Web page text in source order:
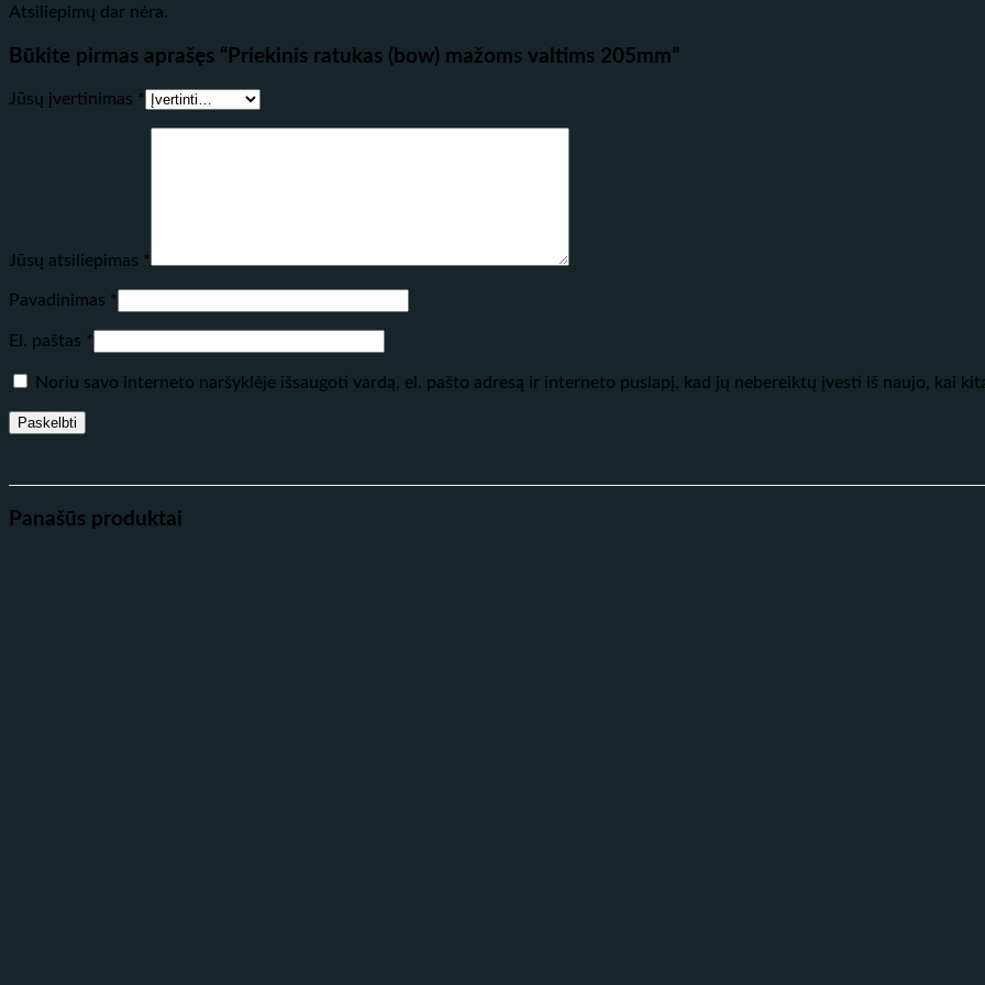
Atsiliepimų dar nėra.
Būkite pirmas aprašęs “Priekinis ratukas (bow) mažoms valtims 205mm”
Jūsų įvertinimas *
Jūsų atsiliepimas *
Pavadinimas *
El. paštas *
Noriu savo interneto naršyklėje išsaugoti vardą, el. pašto adresą ir interneto puslapį, kad jų nebereiktų įvesti iš naujo, kai
Panašūs produktai